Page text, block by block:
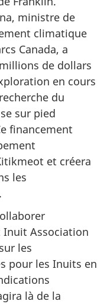
ministre de
climatique
Canada, a
de dollars
en cours
du
sur pied
financement
et créera
les
Association
les
pour les Inuits en
là de la